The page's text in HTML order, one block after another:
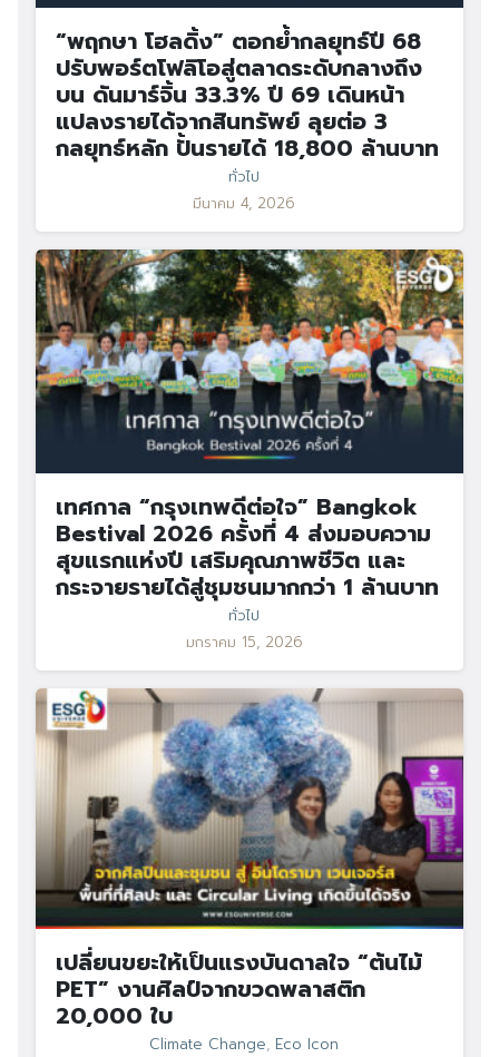
“พฤกษา โฮลดิ้ง” ตอกย้ำกลยุทธ์ปี 68
ปรับพอร์ตโฟลิโอสู่ตลาดระดับกลางถึง
บน ดันมาร์จิ้น 33.3% ปี 69 เดินหน้า
แปลงรายได้จากสินทรัพย์ ลุยต่อ 3
กลยุทธ์หลัก ปั้นรายได้ 18,800 ล้านบาท
ทั่วไป
มีนาคม 4, 2026
เทศกาล “กรุงเทพดีต่อใจ” Bangkok
Bestival 2026 ครั้งที่ 4 ส่งมอบความ
สุขแรกแห่งปี เสริมคุณภาพชีวิต และ
กระจายรายได้สู่ชุมชนมากกว่า 1 ล้านบาท
ทั่วไป
มกราคม 15, 2026
เปลี่ยนขยะให้เป็นแรงบันดาลใจ “ต้นไม้
PET” งานศิลป์จากขวดพลาสติก
20,000 ใบ
Climate Change, Eco Icon